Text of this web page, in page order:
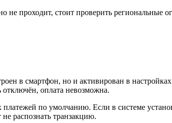
не проходит, стоит проверить региональные
в смартфон, но и активирован в
оплата невозможна.
по умолчанию. Если в системе
распознать транзакцию.